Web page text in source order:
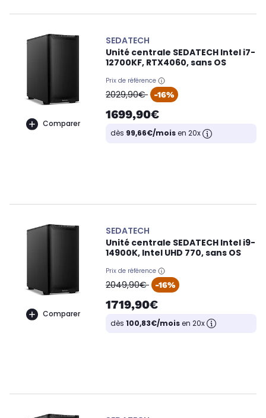
Comparer
SEDATECH
Unité centrale SEDATECH Intel i7-
12700KF, RTX4060, sans OS
Prix de référence
oldPrice
2029,90€ -16%
1699,90€
dès 99,66€/moisen 20x
Comparer
SEDATECH
Unité centrale SEDATECH Intel i9-
14900K, Intel UHD 770, sans OS
Prix de référence
oldPrice
2049,90€ -16%
1719,90€
dès 100,83€/moisen 20x